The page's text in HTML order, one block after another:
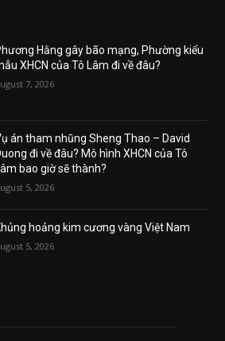
Hằng gây bão mạng, Phường kiểu
XHCN của Tô Lâm đi về đâu?
7, 2026
án tham nhũng Sheng Thao – David
đi về đâu? Mô hình XHCN của Tô
bao giờ sẽ thành?
5, 2026
hoảng kim cương vàng Việt Nam
5, 2026